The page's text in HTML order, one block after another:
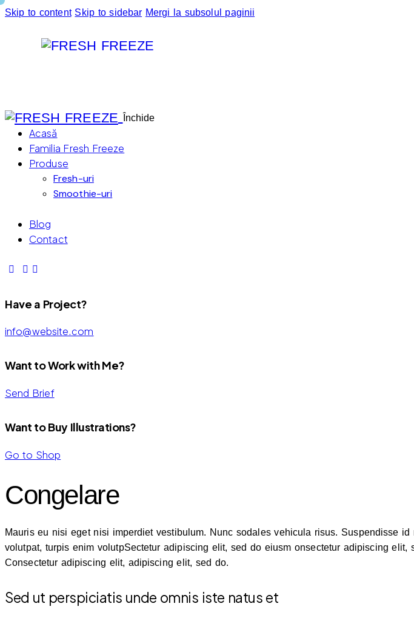
Skip to content Skip to sidebar Mergi la subsolul paginii
Închide
Acasă
Familia Fresh Freeze
Produse
Fresh-uri
Smoothie-uri
Blog
Contact
Have a Project?
info@website.com
Want to Work with Me?
Send Brief
Want to Buy Illustrations?
Go to Shop
Congelare
Mauris eu nisi eget nisi imperdiet vestibulum. Nunc sodales vehicula risus. Suspendisse
volutpat, turpis enim volutpSectetur adipiscing elit, sed do eiusm onsectetur adipiscing
Consectetur adipiscing elit, adipiscing elit, sed do.
Sed ut perspiciatis unde omnis iste natus et